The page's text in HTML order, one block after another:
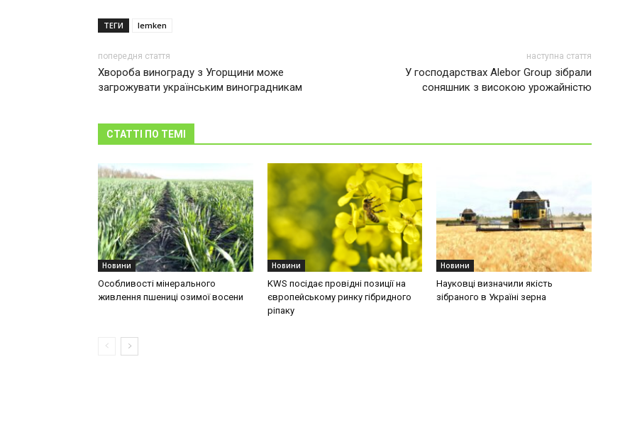
ТЕГИ lemken
попередня стаття
Хвороба винограду з Угорщини може
загрожувати українським виноградникам
наступна стаття
У господарствах Alebor Group зібрали
соняшник з високою урожайністю
СТАТТІ ПО ТЕМІ
Новини
Особливості мінерального
живлення пшениці озимої восени
Новини
KWS посідає провідні позиції на
європейському ринку гібридного
ріпаку
Новини
Науковці визначили якість
зібраного в Україні зерна